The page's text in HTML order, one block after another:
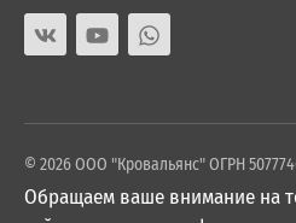
© 2026 ООО "Кровальянс" ОГРН
Обращаем ваше внимание на